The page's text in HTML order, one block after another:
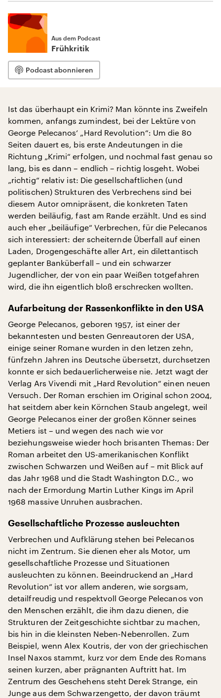
Aus dem Podcast
Frühkritik
Podcast abonnieren
Ist das überhaupt ein Krimi? Man könnte ins Zweifeln
kommen, anfangs zumindest, bei der Lektüre von
George Pelecanos‘ „Hard Revolution“: Um die 80
Seiten dauert es, bis erste Andeutungen in die
Richtung „Krimi“ erfolgen, und nochmal fast genau so
lang, bis es dann – endlich – richtig losgeht. Wobei
„richtig“ relativ ist: Die gesellschaftlichen (und
politischen) Strukturen des Verbrechens sind bei
diesem Autor omnipräsent, die konkreten Taten
werden beiläufig, fast am Rande erzählt. Und es sind
auch eher „beiläufige“ Verbrechen, für die Pelecanos
sich interessiert: der scheiternde Überfall auf einen
Laden, Drogengeschäfte aller Art, ein dilettantisch
geplanter Banküberfall – und ein schwarzer
Jugendlicher, der von ein paar Weißen totgefahren
wird, die ihn eigentlich bloß erschrecken wollten.
Aufarbeitung der Rassenkonflikte in den USA
George Pelecanos, geboren 1957, ist einer der
bekanntesten und besten Genreautoren der USA,
einige seiner Romane wurden in den letzen zehn,
fünfzehn Jahren ins Deutsche übersetzt, durchsetzen
konnte er sich bedauerlicherweise nie. Jetzt wagt der
Verlag Ars Vivendi mit „Hard Revolution“ einen neuen
Versuch. Der Roman erschien im Original schon 2004,
hat seitdem aber kein Körnchen Staub angelegt, weil
George Pelecanos einer der großen Könner seines
Metiers ist – und wegen des nach wie vor
beziehungsweise wieder hoch brisanten Themas: Der
Roman arbeitet den US-amerikanischen Konflikt
zwischen Schwarzen und Weißen auf – mit Blick auf
das Jahr 1968 und die Stadt Washington D.C., wo
nach der Ermordung Martin Luther Kings im April
1968 massive Unruhen ausbrachen.
Gesellschaftliche Prozesse ausleuchten
Verbrechen und Aufklärung stehen bei Pelecanos
nicht im Zentrum. Sie dienen eher als Motor, um
gesellschaftliche Prozesse und Situationen
ausleuchten zu können. Beeindruckend an „Hard
Revolution“ ist vor allem anderen, wie sorgsam,
detailfreudig und respektvoll George Pelecanos von
den Menschen erzählt, die ihm dazu dienen, die
Strukturen der Zeitgeschichte sichtbar zu machen,
bis hin in die kleinsten Neben-Nebenrollen. Zum
Beispiel, wenn Alex Koutris, der von der griechischen
Insel Naxos stammt, kurz vor dem Ende des Romans
seinen kurzen, aber prägnanten Auftritt hat. Im
Zentrum des Geschehens steht Derek Strange, ein
Junge aus dem Schwarzengetto, der davon träumt